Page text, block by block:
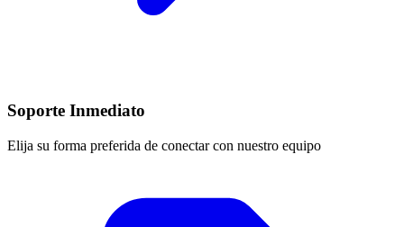
Soporte Inmediato
Elija su forma preferida de conectar con nuestro equipo